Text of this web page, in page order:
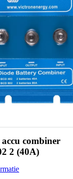
combiner
2 (40A)